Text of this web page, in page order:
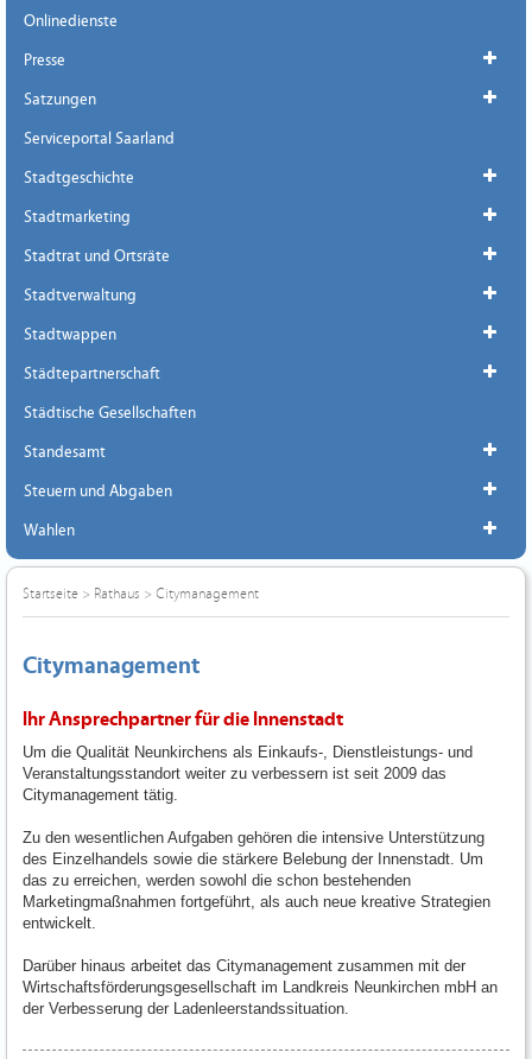
Onlinedienste
Presse
Satzungen
Serviceportal Saarland
Stadtgeschichte
Stadtmarketing
Stadtrat und Ortsräte
Stadtverwaltung
Stadtwappen
Städtepartnerschaft
Städtische Gesellschaften
Standesamt
Steuern und Abgaben
Wahlen
Startseite > Rathaus > Citymanagement
Citymanagement
Ihr Ansprechpartner für die Innenstadt
Um die Qualität Neunkirchens als Einkaufs-, Dienstleistungs- und
Veranstaltungsstandort weiter zu verbessern ist seit 2009 das
Citymanagement tätig.
Zu den wesentlichen Aufgaben gehören die intensive Unterstützung
des Einzelhandels sowie die stärkere Belebung der Innenstadt. Um
das zu erreichen, werden sowohl die schon bestehenden
Marketingmaßnahmen fortgeführt, als auch neue kreative Strategien
entwickelt.
Darüber hinaus arbeitet das Citymanagement zusammen mit der
Wirtschaftsförderungsgesellschaft im Landkreis Neunkirchen mbH an
der Verbesserung der Ladenleerstandssituation.